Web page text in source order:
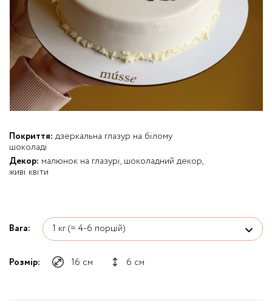
Покриття: дзеркальна глазур на білому
шоколаді
Декор: малюнок на глазурі, шоколадний декор,
живі квіти
Вага:
Розмір: 16 см 6 см